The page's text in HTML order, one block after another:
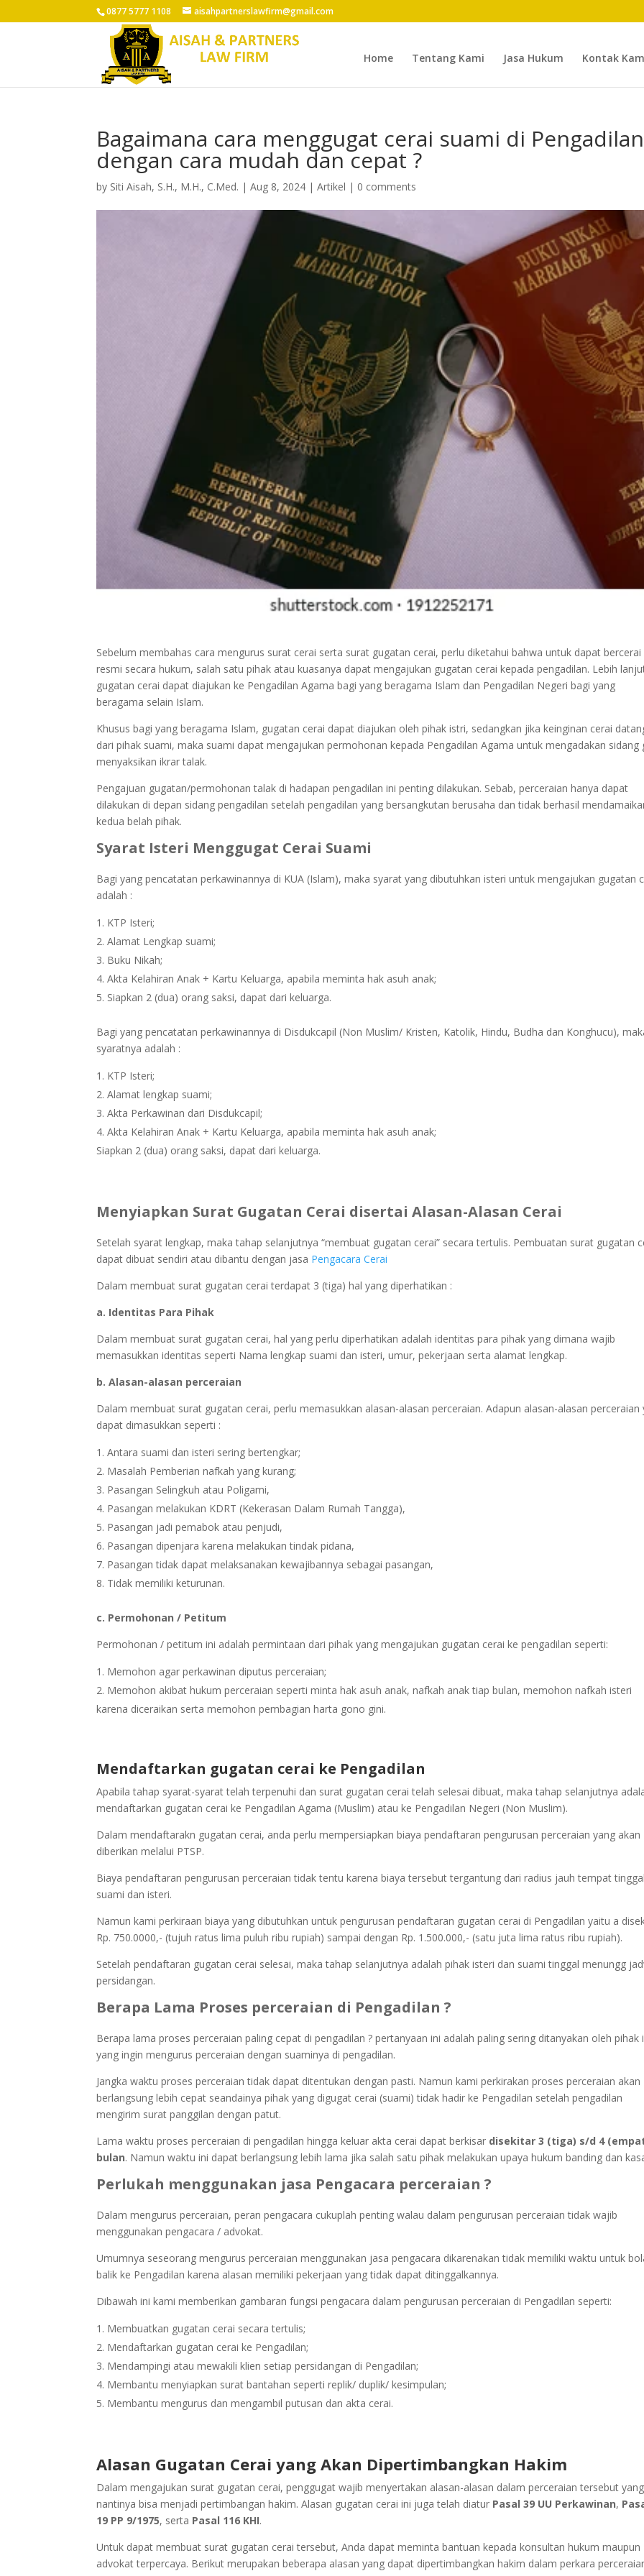
0877 5777 1108 aisahpartnerslawfirm@gmail.com
Home Tentang Kami Jasa Hukum Kontak
Bagaimana cara menggugat cerai suami di Pengadilan
dengan cara mudah dan cepat ?
by Siti Aisah, S.H., M.H., C.Med. |Aug 8, 2024 |Artikel | 0 comments
Sebelum membahas cara mengurus surat cerai serta surat gugatan cerai, perlu diketahui bahwa untuk dapat bercerai
resmi secara hukum, salah satu pihak atau kuasanya dapat mengajukan gugatan cerai kepada pengadilan. Lebih
gugatan cerai dapat diajukan ke Pengadilan Agama bagi yang beragama Islam dan Pengadilan Negeri bagi yang
beragama selain Islam.
Khusus bagi yang beragama Islam, gugatan cerai dapat diajukan oleh pihak istri, sedangkan jika keinginan cerai
dari pihak suami, maka suami dapat mengajukan permohonan kepada Pengadilan Agama untuk mengadakan sidang
menyaksikan ikrar talak.
Pengajuan gugatan/permohonan talak di hadapan pengadilan ini penting dilakukan. Sebab, perceraian hanya dapat
dilakukan di depan sidang pengadilan setelah pengadilan yang bersangkutan berusaha dan tidak berhasil
kedua belah pihak.
Syarat Isteri Menggugat Cerai Suami
Bagi yang pencatatan perkawinannya di KUA (Islam), maka syarat yang dibutuhkan isteri untuk mengajukan gugatan
adalah :
KTP Isteri;
Alamat Lengkap suami;
Buku Nikah;
Akta Kelahiran Anak + Kartu Keluarga, apabila meminta hak asuh anak;
Siapkan 2 (dua) orang saksi, dapat dari keluarga.
Bagi yang pencatatan perkawinannya di Disdukcapil (Non Muslim/ Kristen, Katolik, Hindu, Budha dan Konghucu),
syaratnya adalah :
KTP Isteri;
Alamat lengkap suami;
Akta Perkawinan dari Disdukcapil;
Akta Kelahiran Anak + Kartu Keluarga, apabila meminta hak asuh anak;
Siapkan 2 (dua) orang saksi, dapat dari keluarga.
Menyiapkan Surat Gugatan Cerai disertai Alasan-Alasan Cerai
Setelah syarat lengkap, maka tahap selanjutnya “membuat gugatan cerai” secara tertulis. Pembuatan surat gugatan
dapat dibuat sendiri atau dibantu dengan jasa Pengacara Cerai
Dalam membuat surat gugatan cerai terdapat 3 (tiga) hal yang diperhatikan :
a. Identitas Para Pihak
Dalam membuat surat gugatan cerai, hal yang perlu diperhatikan adalah identitas para pihak yang dimana wajib
memasukkan identitas seperti Nama lengkap suami dan isteri, umur, pekerjaan serta alamat lengkap.
b. Alasan-alasan perceraian
Dalam membuat surat gugatan cerai, perlu memasukkan alasan-alasan perceraian. Adapun alasan-alasan perceraian
dapat dimasukkan seperti :
Antara suami dan isteri sering bertengkar;
Masalah Pemberian nafkah yang kurang;
Pasangan Selingkuh atau Poligami,
Pasangan melakukan KDRT (Kekerasan Dalam Rumah Tangga),
Pasangan jadi pemabok atau penjudi,
Pasangan dipenjara karena melakukan tindak pidana,
Pasangan tidak dapat melaksanakan kewajibannya sebagai pasangan,
Tidak memiliki keturunan.
c. Permohonan / Petitum
Permohonan / petitum ini adalah permintaan dari pihak yang mengajukan gugatan cerai ke pengadilan seperti:
Memohon agar perkawinan diputus perceraian;
Memohon akibat hukum perceraian seperti minta hak asuh anak, nafkah anak tiap bulan, memohon nafkah isteri
karena diceraikan serta memohon pembagian harta gono gini.
Mendaftarkan gugatan cerai ke Pengadilan
Apabila tahap syarat-syarat telah terpenuhi dan surat gugatan cerai telah selesai dibuat, maka tahap selanjutnya
mendaftarkan gugatan cerai ke Pengadilan Agama (Muslim) atau ke Pengadilan Negeri (Non Muslim).
Dalam mendaftarakn gugatan cerai, anda perlu mempersiapkan biaya pendaftaran pengurusan perceraian yang akan
diberikan melalui PTSP.
Biaya pendaftaran pengurusan perceraian tidak tentu karena biaya tersebut tergantung dari radius jauh tempat
suami dan isteri.
Namun kami perkiraan biaya yang dibutuhkan untuk pengurusan pendaftaran gugatan cerai di Pengadilan yaitu a
Rp. 750.0000,- (tujuh ratus lima puluh ribu rupiah) sampai dengan Rp. 1.500.000,- (satu juta lima ratus ribu rupiah).
Setelah pendaftaran gugatan cerai selesai, maka tahap selanjutnya adalah pihak isteri dan suami tinggal menungg
persidangan.
Berapa Lama Proses perceraian di Pengadilan ?
Berapa lama proses perceraian paling cepat di pengadilan ? pertanyaan ini adalah paling sering ditanyakan oleh pihak
yang ingin mengurus perceraian dengan suaminya di pengadilan.
Jangka waktu proses perceraian tidak dapat ditentukan dengan pasti. Namun kami perkirakan proses perceraian akan
berlangsung lebih cepat seandainya pihak yang digugat cerai (suami) tidak hadir ke Pengadilan setelah pengadilan
mengirim surat panggilan dengan patut.
Lama waktu proses perceraian di pengadilan hingga keluar akta cerai dapat berkisar disekitar 3 (tiga) s/d 4
bulan. Namun waktu ini dapat berlangsung lebih lama jika salah satu pihak melakukan upaya hukum banding dan
Perlukah menggunakan jasa Pengacara perceraian ?
Dalam mengurus perceraian, peran pengacara cukuplah penting walau dalam pengurusan perceraian tidak wajib
menggunakan pengacara / advokat.
Umumnya seseorang mengurus perceraian menggunakan jasa pengacara dikarenakan tidak memiliki waktu untuk
balik ke Pengadilan karena alasan memiliki pekerjaan yang tidak dapat ditinggalkannya.
Dibawah ini kami memberikan gambaran fungsi pengacara dalam pengurusan perceraian di Pengadilan seperti:
Membuatkan gugatan cerai secara tertulis;
Mendaftarkan gugatan cerai ke Pengadilan;
Mendampingi atau mewakili klien setiap persidangan di Pengadilan;
Membantu menyiapkan surat bantahan seperti replik/ duplik/ kesimpulan;
Membantu mengurus dan mengambil putusan dan akta cerai.
Alasan Gugatan Cerai yang Akan Dipertimbangkan Hakim
Dalam mengajukan surat gugatan cerai, penggugat wajib menyertakan alasan-alasan dalam perceraian tersebut yang
nantinya bisa menjadi pertimbangan hakim. Alasan gugatan cerai ini juga telah diatur Pasal 39 UU Perkawinan,
19 PP 9/1975, serta Pasal 116 KHI.
Untuk dapat membuat surat gugatan cerai tersebut, Anda dapat meminta bantuan kepada konsultan hukum maupun
advokat terpercaya. Berikut merupakan beberapa alasan yang dapat dipertimbangkan hakim dalam perkara